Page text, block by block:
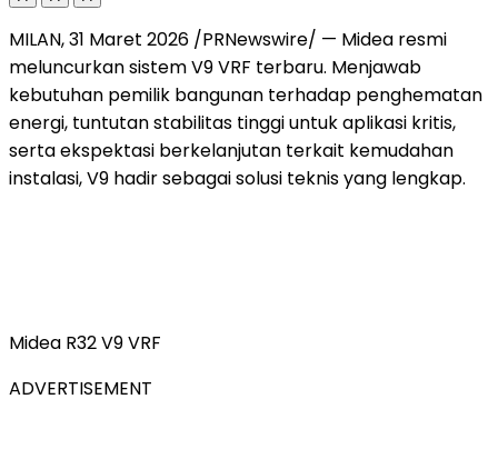
MILAN, 31 Maret 2026 /PRNewswire/ — Midea resmi
meluncurkan sistem V9 VRF terbaru. Menjawab
kebutuhan pemilik bangunan terhadap penghematan
energi, tuntutan stabilitas tinggi untuk aplikasi kritis,
serta ekspektasi berkelanjutan terkait kemudahan
instalasi, V9 hadir sebagai solusi teknis yang lengkap.
Midea R32 V9 VRF
ADVERTISEMENT